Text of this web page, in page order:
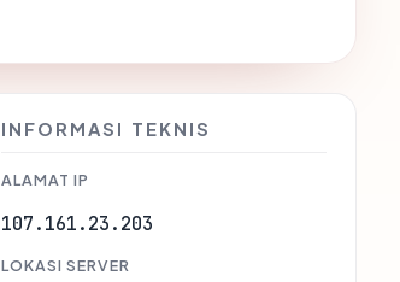
INFORMASI TEKNIS
ALAMAT IP
107.161.23.203
LOKASI SERVER